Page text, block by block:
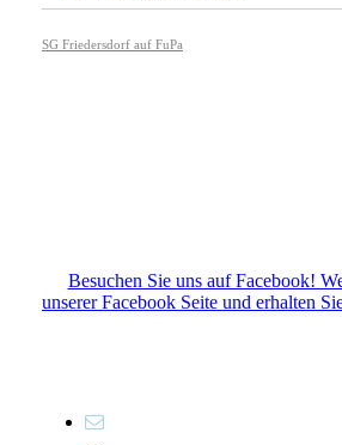
Besuchen Sie uns auf Facebook!
unserer Facebook Seite und erhalten